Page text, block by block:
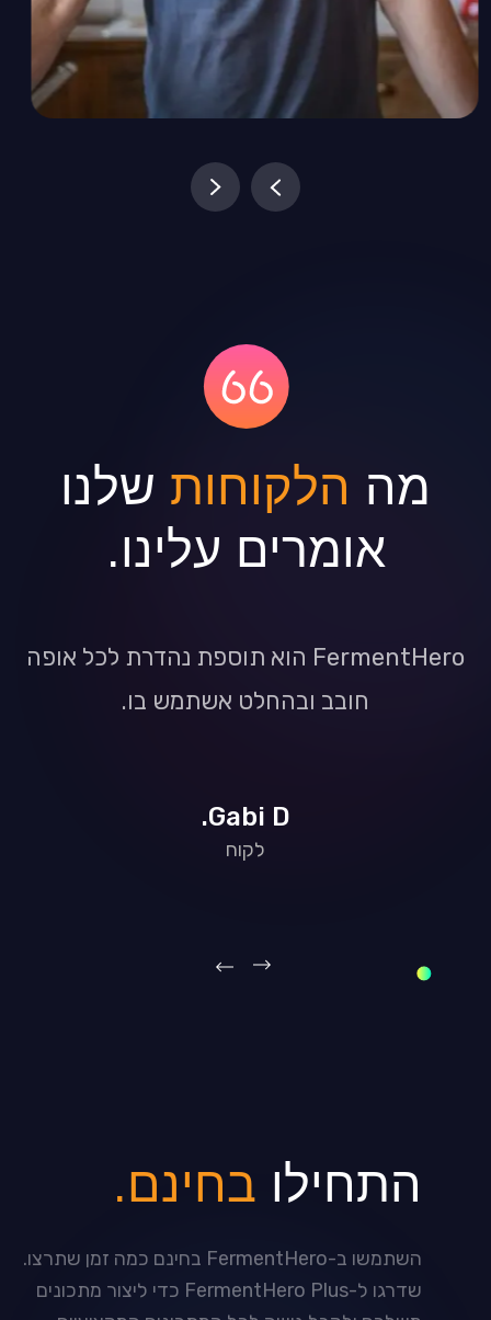
מה הלקוחות שלנו
אומרים עלינו.
FermentHero הוא תוספת נהדרת לכל אופה
חובב ובהחלט אשתמש בו.
Gabi D.
לקוח
התחילו בחינם.
השתמשו ב-FermentHero בחינם כמה זמן שתרצו.
שדרגו ל-FermentHero Plus כדי ליצור מתכונים